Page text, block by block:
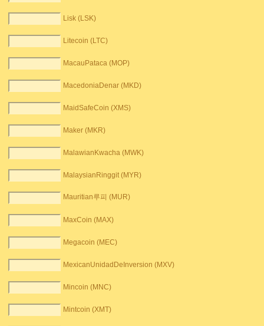
Lisk (LSK)
Litecoin (LTC)
MacauPataca (MOP)
MacedoniaDenar (MKD)
MaidSafeCoin (XMS)
Maker (MKR)
MalawianKwacha (MWK)
MalaysianRinggit (MYR)
Mauritian루피 (MUR)
MaxCoin (MAX)
Megacoin (MEC)
MexicanUnidadDeInversion (MXV)
Mincoin (MNC)
Mintcoin (XMT)